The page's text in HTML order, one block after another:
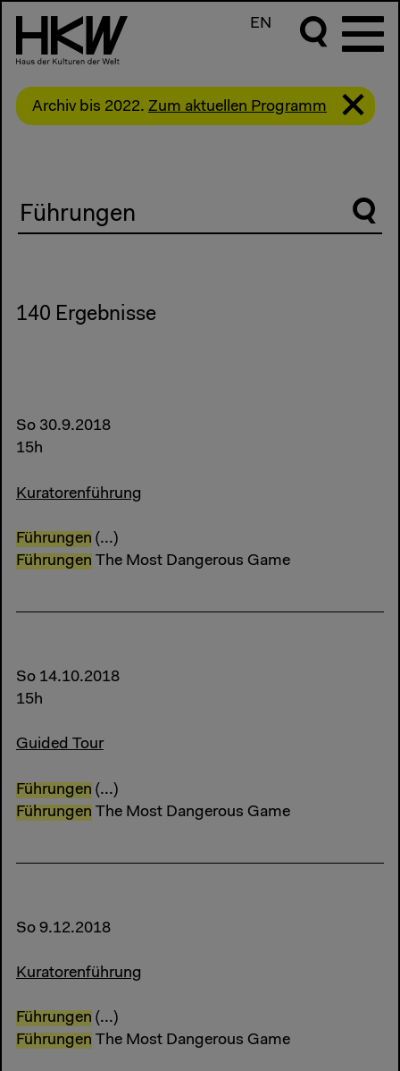
EN
Archiv bis 2022. Zum aktuellen Programm
Suche
140 Ergebnisse
So 30.9.2018
15h
Kuratorenführung
Führungen (...)
Führungen The Most Dangerous Game
So 14.10.2018
15h
Guided Tour
Führungen (...)
Führungen The Most Dangerous Game
So 9.12.2018
Kuratorenführung
Führungen (...)
Führungen The Most Dangerous Game